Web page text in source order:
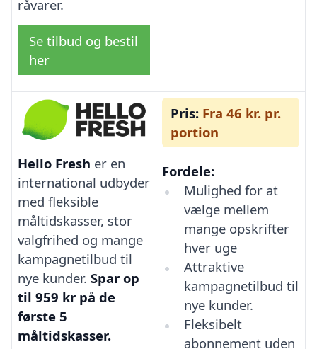
råvarer.
Se tilbud og bestil
her
Hello Fresh er en
international udbyder
med fleksible
måltidskasser, stor
valgfrihed og mange
kampagnetilbud til
nye kunder. Spar op
til 959 kr på de
første 5
måltidskasser.
Pris: Fra 46 kr. pr.
portion
Fordele:
Mulighed for at
vælge mellem
mange opskrifter
hver uge
Attraktive
kampagnetilbud til
nye kunder.
Fleksibelt
abonnement uden